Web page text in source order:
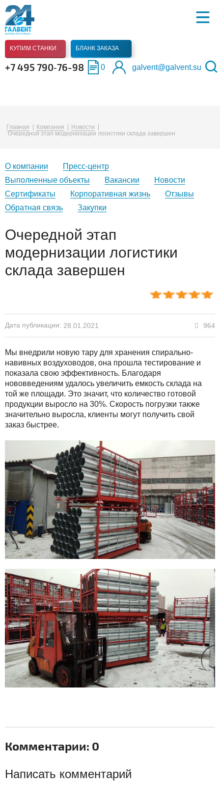
КУПИМ СТАНКИ БЛАНК ЗАКАЗА
+7 495 790‑76-98 0 galvent@galvent.su
Главная Компания
Новости
Очередной этап модернизации логистики склада завершен
О компании
Пресс-центр
Выполненные объекты
Вакансии
Новости
Сертификаты
Корпоративная жизнь
Отзывы
Обратная связь
Закупки
Очередной этап
модернизации логистики
склада завершен
Дата публикации: 28.01.2021 964
Мы внедрили новую тару для хранения спирально-
навивных воздуховодов, она прошла тестирование и
показала свою эффективность. Благодаря
нововведениям удалось увеличить емкость склада на
той же площади. Это значит, что количество готовой
продукции выросло на 30%. Скорость погрузки также
значительно выросла, клиенты могут получить свой
заказ быстрее.
Комментарии: 0
Написать комментарий